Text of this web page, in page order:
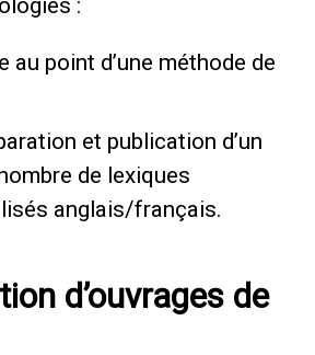
:
au point d’une méthode de
et publication d’un
de lexiques
anglais/français.
d’ouvrages de